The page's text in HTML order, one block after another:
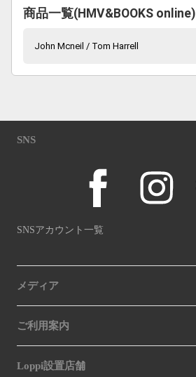
商品一覧(HMV&BOOKS online)
John Mcneil / Tom Harrell
SNS
SNSアカウント一覧
メディア
ご利用案内
Loppi設置店舗